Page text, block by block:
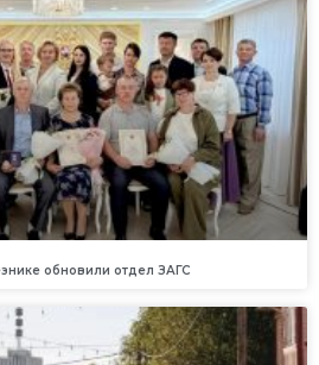
обновили отдел ЗАГС